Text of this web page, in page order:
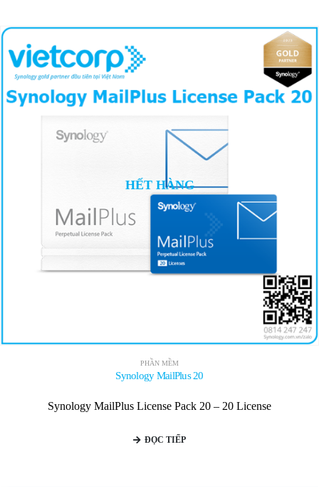
HẾT HÀNG
PHẦN MỀM
Synology MailPlus 20
Synology MailPlus License Pack 20 – 20 License
ĐỌC TIẾP